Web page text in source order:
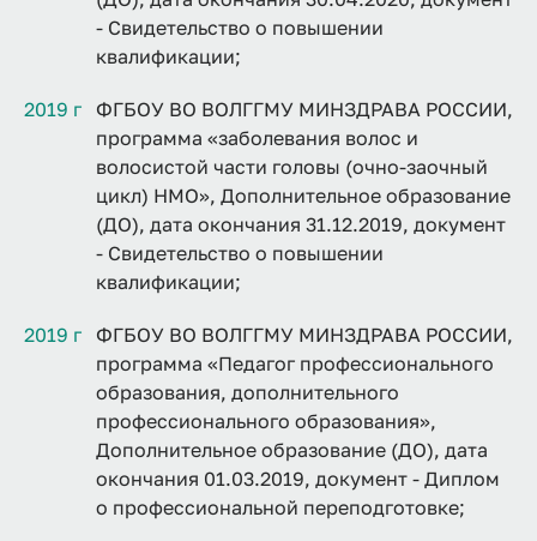
- Свидетельство о повышении
квалификации;
2019 г
ФГБОУ ВО ВОЛГГМУ МИНЗДРАВА РОССИИ,
программа «заболевания волос и
волосистой части головы (очно-заочный
цикл) НМО», Дополнительное образование
(ДО), дата окончания 31.12.2019, документ
- Свидетельство о повышении
квалификации;
2019 г
ФГБОУ ВО ВОЛГГМУ МИНЗДРАВА РОССИИ,
программа «Педагог профессионального
образования, дополнительного
профессионального образования»,
Дополнительное образование (ДО), дата
окончания 01.03.2019, документ - Диплом
о профессиональной переподготовке;